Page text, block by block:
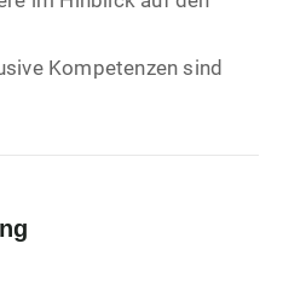
Kompetenzen sind